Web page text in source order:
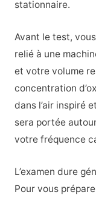
stationnaire.
Avant le test,
relié à une
et votre volume
concentration
dans l’air inspiré
sera portée
votre fréquence
L’examen dure
Pour vous